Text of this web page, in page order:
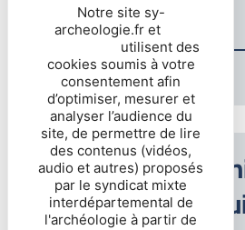
DÉLIBÉRATIONS
Séance du
syndical - 26
Notre site sy-
archeologie.fr et
utilisent des
cookies soumis à votre
consentement afin
d’optimiser, mesurer et
analyser l’audience du
site, de permettre de lire
des contenus (vidéos,
audio et autres) proposés
par le syndicat mixte
interdépartemental de
l'archéologie à partir de